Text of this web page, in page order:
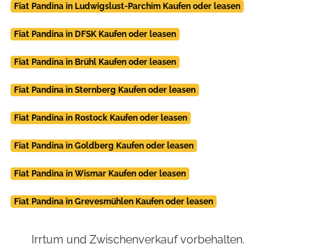
Fiat Pandina in Ludwigslust-Parchim Kaufen oder leasen
Fiat Pandina in DFSK Kaufen oder leasen
Fiat Pandina in Brühl Kaufen oder leasen
Fiat Pandina in Sternberg Kaufen oder leasen
Fiat Pandina in Rostock Kaufen oder leasen
Fiat Pandina in Goldberg Kaufen oder leasen
Fiat Pandina in Wismar Kaufen oder leasen
Fiat Pandina in Grevesmühlen Kaufen oder leasen
Irrtum und Zwischenverkauf vorbehalten.